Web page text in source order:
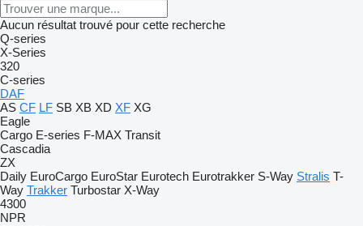
Aucun résultat trouvé pour cette recherche
Q-series
X-Series
320
C-series
DAF
AS CF LF SB XB XD XF XG
Eagle
Cargo E-series F-MAX Transit
Cascadia
ZX
Daily EuroCargo EuroStar Eurotech Eurotrakker S-Way Stralis T-
Way Trakker Turbostar X-Way
4300
NPR